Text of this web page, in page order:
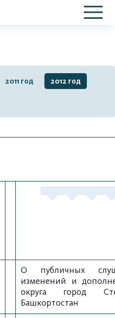
2011 год 2012 год
О публичных
изменений и
округа город
Башкортостан